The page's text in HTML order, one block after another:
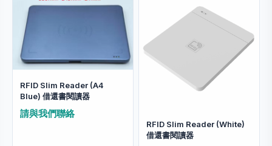
RFID Slim Reader (A4
Blue) 借還書閱讀器
請與我們聯絡
RFID Slim Reader (White)
借還書閱讀器